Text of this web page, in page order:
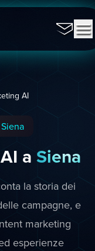
AI
a Siena
la storia dei
campagne, e
marketing
esperienze